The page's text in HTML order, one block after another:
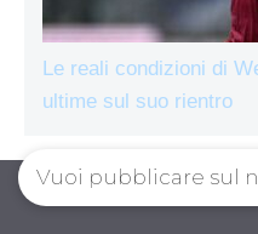
Le reali condizioni di
ultime sul suo rientro
AsRomaLive.com
Vuoi pubblicare sul